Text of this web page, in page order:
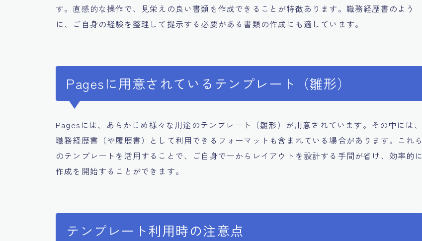
す。直感的な操作で、見栄えの良い書類を作成できることが特徴あります。職務経歴書のよう
に、ご自身の経験を整理して提示する必要がある書類の作成にも適しています。
Pagesに用意されているテンプレート（雛形）
Pagesには、あらかじめ様々な用途のテンプレート（雛形）が用意されています。その中には、
職務経歴書（や履歴書）として利用できるフォーマットも含まれている場合があります。これら
のテンプレートを活用することで、ご自身で一からレイアウトを設計する手間が省け、効率的に
作成を開始することができます。
テンプレート利用時の注意点